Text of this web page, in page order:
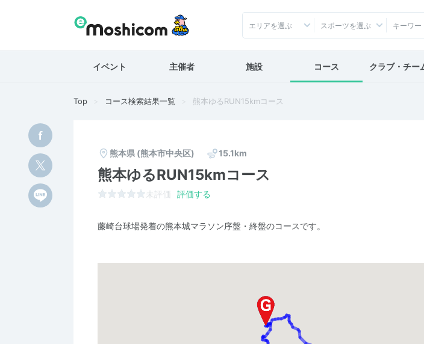
エリアを選ぶ スポーツを選ぶ
イベント 主催者 施設 コース クラブ・チー
Top コース検索結果一覧 熊本ゆるRUN15kmコース
熊本県 (熊本市中央区) 15.1km
熊本ゆるRUN15kmコース
未評価 評価する
藤崎台球場発着の熊本城マラソン序盤・終盤のコースです。